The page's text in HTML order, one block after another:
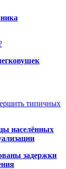
типичных
населённых
задержки